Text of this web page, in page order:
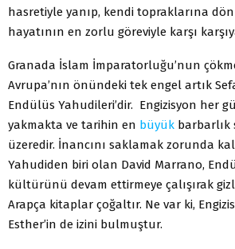
hasretiyle yanıp, kendi topraklarına
hayatının en zorlu göreviyle karşı
Granada İslam İmparatorluğu’nun
Avrupa’nın önündeki tek engel artık
Endülüs Yahudileri’dir. Engizisyon her
yakmakta ve tarihin en büyük barbarlık
üzeredir. İnancını saklamak zorunda
Yahudiden biri olan David Marrano,
kültürünü devam ettirmeye çalışırak
Arapça kitaplar çoğaltır. Ne var ki,
Esther’in de izini bulmuştur.